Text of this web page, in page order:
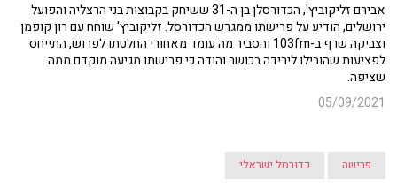
אבירם זליקוביץ', הכדורסלן בן ה-31 ששיחק בקבוצות בני הרצליה והפועל
ירושלים, הודיע על פרישתו ממגרש הכדורסל. זליקוביץ' שוחח עם רון קופמן
וצביקה שרף ב-103fm והסביר מה עומד מאחורי החלטתו לפרוש, התייחס
לפציעות שהובילו לירידה בכושר והודה כי פרישתו מגיעה מוקדם ממה
שציפה.
05/09/2021
פרישה כדורסל ישראלי